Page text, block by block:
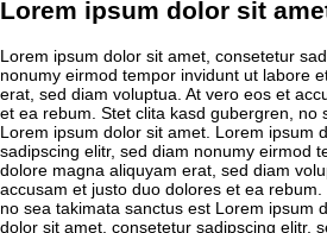
Lorem ipsum dolor sit
Lorem ipsum dolor sit amet, consetetur
nonumy eirmod tempor invidunt ut labore
erat, sed diam voluptua. At vero eos et
et ea rebum. Stet clita kasd gubergren, no
Lorem ipsum dolor sit amet. Lorem ipsum
sadipscing elitr, sed diam nonumy eirmod
dolore magna aliquyam erat, sed diam
accusam et justo duo dolores et ea rebum.
no sea takimata sanctus est Lorem ipsum
dolor sit amet, consetetur sadipscing elitr,